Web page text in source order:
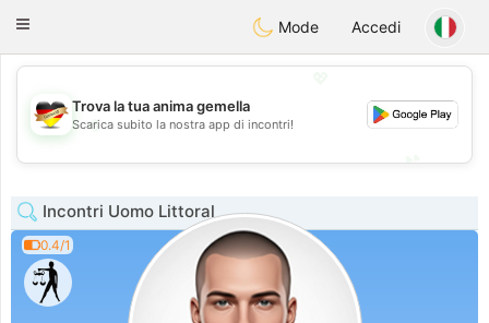
DeutschDating
Toggle
Mode Accedi
💖
💕
Trova la tua anima gemella
Scarica subito la nostra app di incontri!
Incontri Uomo Littoral
0.4/1